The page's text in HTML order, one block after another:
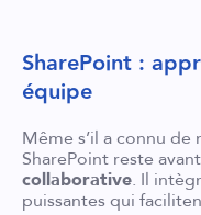
SharePoint :
équipe
Même s’il a connu
SharePoint reste
collaborative. Il
puissantes qui